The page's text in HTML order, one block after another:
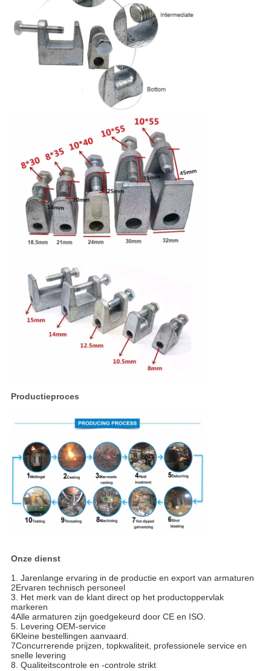
Productieproces
Onze dienst
1. Jarenlange ervaring in de productie en export van armaturen
2Ervaren technisch personeel
3. Het merk van de klant direct op het productoppervlak
markeren
4Alle armaturen zijn goedgekeurd door CE en ISO.
5. Levering OEM-service
6Kleine bestellingen aanvaard.
7Concurrerende prijzen, topkwaliteit, professionele service en
snelle levering
8. Qualiteitscontrole en -controle strikt